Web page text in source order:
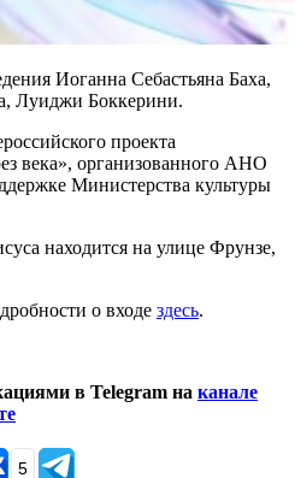
Иоганна Себастьяна Баха,
Луиджи Боккерини.
проекта
века», организованного АНО
Министерства культуры
находится на улице Фрунзе,
о входе здесь.
в Telegram на канале
5